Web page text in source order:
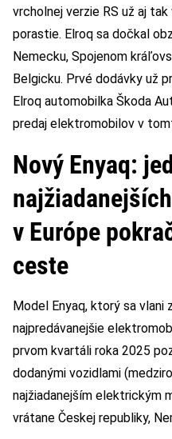
vrcholnej verzie RS už aj
porastie. Elroq sa dočkal
Nemecku, Spojenom
Belgicku. Prvé dodávky už
Elroq automobilka Škoda
predaj elektromobilov v
Nový Enyaq:
v Európe
ceste
Model Enyaq, ktorý sa vlani
najpredávanejšie
prvom kvartáli roka 2025
dodanými vozidlami
najžiadanejším elektrickým
vrátane Českej republiky,